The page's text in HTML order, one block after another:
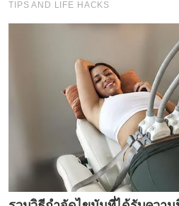
TIPS AND LIFE HACKS